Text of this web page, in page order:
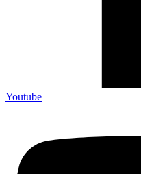
Youtube